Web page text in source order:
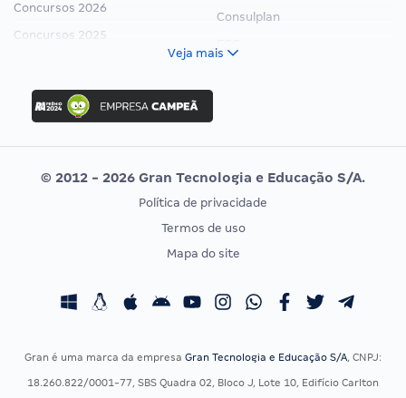
Concursos 2026
Concursos 2025
Concurso Ibama
Concurso MPU
Editais publicados
Consulplan
Vunesp
CONCURSOS POR PROFISSÃO
Concursos Fiscais
EXAME DE ORDEM
Calendário OAB
Veja mais
© 2012 - 2026 Gran Tecnologia e Educação S/A.
Política de privacidade
Termos de uso
Mapa do site
Gran é uma marca da empresa Gran Tecnologia e Educação S/A, CNPJ:
18.260.822/0001-77, SBS Quadra 02, Bloco J, Lote 10, Edifício Carlton